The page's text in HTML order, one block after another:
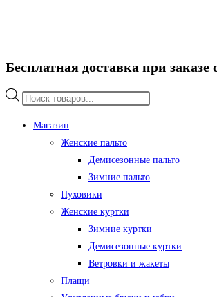
Бесплатная доставка при заказе
Поиск
Магазин
Женские пальто
Демисезонные пальто
Зимние пальто
Пуховики
Женские куртки
Зимние куртки
Демисезонные куртки
Ветровки и жакеты
Плащи